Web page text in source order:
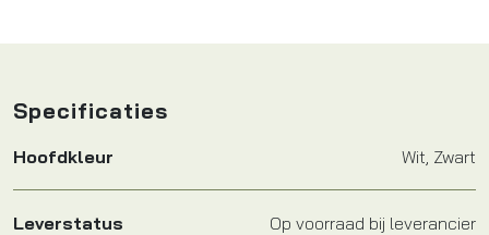
Specificaties
Hoofdkleur Wit, Zwart
Leverstatus Op voorraad bij leverancier